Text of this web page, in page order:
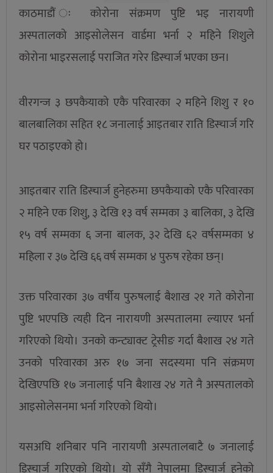
काठमाडौं ः कोरोना संक्रमण पुष्टि भइ नारायणी
अस्पतालको आइसोलेसन वार्डमा भर्ना २ महिने शिशुले
कोरोना भाइरसलाई पराजित गरेर डिस्चार्ज भएका छन।
वीरगन्ज ३ छपकैयाको एकै परिवारका २ महिने शिशु र १०
बालबालिका सहित १८ जनालाई आइतबार राति डिस्चार्ज गरि
घर पठाइएको हो।
आइतबार राति डिस्चार्ज हुनेहरुमा छपकैयाको एकै परिवारका
२ महिने एक शिशु, ३ देखि १३ वर्ष सम्मका ३ बालिका, ३ देखि
१५ वर्ष सम्मका ६ जना बालक, ३२ देखि ६२ वर्षसम्मका ४
महिला र ३७ देखि ६६ वर्ष सम्मका ४ पुरुष रहेका छन्।
उक्त परिवारका ३७ वर्षीय पुरुषलाई बैशाख २१ गते कोरोना
पुष्टि भएपछि त्यही दिन नारायणी अस्पतालमा ल्याएर भर्ना
गरिएको थियो। उनको कन्ट्याक्ट ट्रेसीङ गर्दा बैशाख २४ गते
उनको परिवारका अरु १७ जना सदस्यमा पनि संक्रमण
देखिएपछि १७ जनालाई पनि बैशाख २४ गते नै अस्पतालको
आइसोलेसनमा भर्ना गरिएको थियो।
यसअघि शनिबार पनि नारायणी अस्पतालबाटै ७ जनालाई
डिस्चार्ज गरिएको थियो। यो सँगै नेपालमा डिस्चार्ज हुनेको